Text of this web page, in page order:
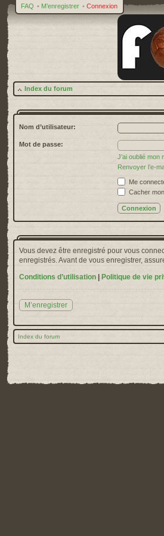
FAQ • M’enregistrer • Connexion
Index du forum
Nom d’utilisateur:
Mot de passe:
J’ai oublié mon
Renvoyer l’e-
Me
Cacher
Vous devez être enregistré pour vous
enregistrés. Avant de vous enregistrer,
Conditions d’utilisation
Politique de vie
M’enregistrer
Index du forum